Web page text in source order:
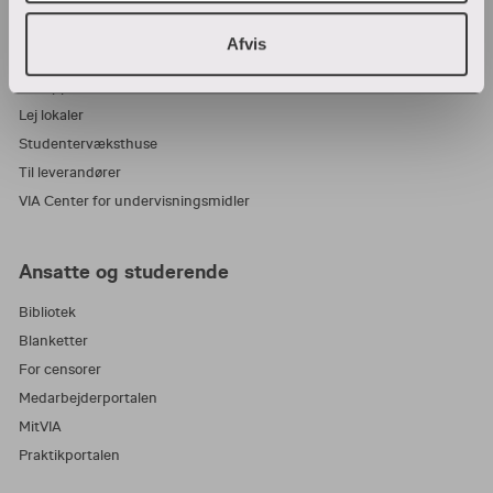
Afvis
Samarbejde og virksomheder
Lej lokaler
Studentervæksthuse
Til leverandører
VIA Center for undervisningsmidler
Ansatte og studerende
Bibliotek
Blanketter
For censorer
Medarbejderportalen
MitVIA
Praktikportalen